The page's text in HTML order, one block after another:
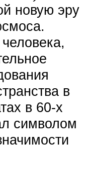
новую эру
в
в 60-х
символом